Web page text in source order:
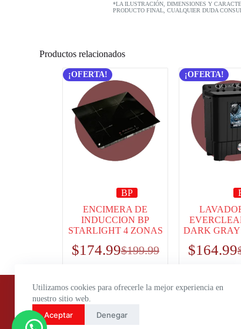
Utilizamos cookies para ofrecerle la mejor experiencia en
nuestro sitio web.
Aceptar Denegar
*LA ILUSTRACIÓN, DIMENSIONES Y
PRODUCTO FINAL, CUALQUIER DUDA
Productos relacionados
¡OFERTA!
BP
ENCIMERA DE
INDUCCION BP
STARLIGHT 4 ZONAS
$199.99
$174.99
¡OFERTA!
DARK
$164.99
Horario de atención:
Lunes a Viernes: 9:00 – 18:00
Sábados: 9:00 – 14:00